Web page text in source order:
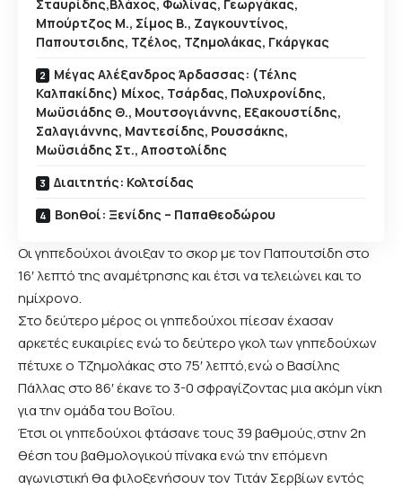
Σταυρίδης,Βλάχος, Φωλίνας, Γεωργάκας,
Μπούρτζος Μ., Σίμος Β., Ζαγκουντίνος,
Παπουτσιδης, Τζέλος, Τζημολάκας, Γκάργκας
Μέγας Αλέξανδρος Άρδασσας: (Τέλης
Καλπακίδης) Μίχος, Τσάρδας, Πολυχρονίδης,
Μωϋσιάδης Θ., Μουτσογιάννης, Εξακουστίδης,
Σαλαγιάννης, Μαντεσίδης, Ρουσσάκης,
Μωϋσιάδης Στ., Αποστολίδης
Διαιτητής: Κολτσίδας
Βοηθοί: Ξενίδης – Παπαθεοδώρου
Οι γηπεδούχοι άνοιξαν το σκορ με τον Παπουτσίδη στο
16′ λεπτό της αναμέτρησης και έτσι να τελειώνει και το
ημίχρονο.
Στο δεύτερο μέρος οι γηπεδούχοι πίεσαν έχασαν
αρκετές ευκαιρίες ενώ το δεύτερο γκολ των γηπεδούχων
πέτυχε ο Τζημολάκας στο 75′ λεπτό,ενώ ο Βασίλης
Πάλλας στο 86′ έκανε το 3-0 σφραγίζοντας μια ακόμη νίκη
για την ομάδα του Βοΐου.
Έτσι οι γηπεδούχοι φτάσανε τους 39 βαθμούς,στην 2η
θέση του βαθμολογικού πίνακα ενώ την επόμενη
αγωνιστική θα φιλοξενήσουν τον Τιτάν Σερβίων εντός